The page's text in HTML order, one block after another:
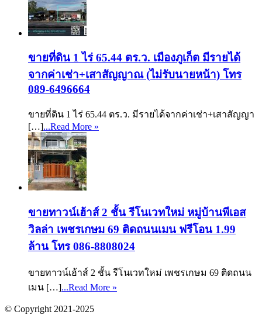
ขายที่ดิน 1 ไร่ 65.44 ตร.ว. เมืองภูเก็ต มีรายได้
จากค่าเช่า+เสาสัญญาณ (ไม่รับนายหน้า) โทร
089-6496664
ขายที่ดิน 1 ไร่ 65.44 ตร.ว. มีรายได้จากค่าเช่า+เสาสัญญา
[…]...Read More »
ขายทาวน์เฮ้าส์ 2 ชั้น รีโนเวทใหม่ หมู่บ้านพีเอส
วิลล่า เพชรเกษม 69 ติดถนนเมน ฟรีโอน 1.99
ล้าน โทร 086-8808024
ขายทาวน์เฮ้าส์ 2 ชั้น รีโนเวทใหม่ เพชรเกษม 69 ติดถนน
เมน […]...Read More »
© Copyright 2021-2025